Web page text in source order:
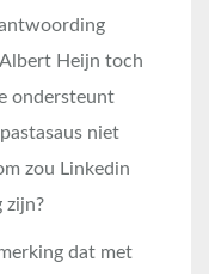
Heijn toch
ondersteunt
niet
zou Linkedin
zijn?
dat met